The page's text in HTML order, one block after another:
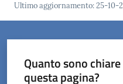
Servizi
Vivere
Borgo
Tossignano
Ultimo aggiornamento:25-10-
Quanto sono
questa pagina?